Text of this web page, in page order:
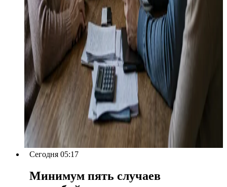
Сегодня 05:17
Минимум пять случаев